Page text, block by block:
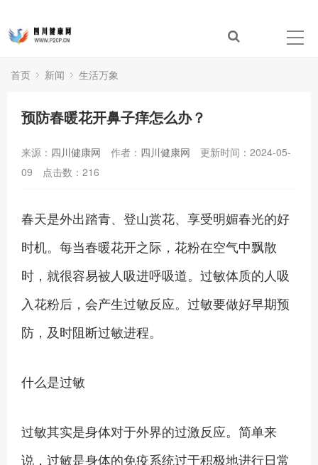
首页 新闻 生活万象
预防春暖花开鼻子痒怎么办？
来源： 四川健康网 作者： 四川健康网
更新时间：2024-05-
09
点击数： 216
春天是外出踏青、登山赏花、享受明媚春光的好
时机。每当春暖花开之际，花粉在空气中飘散
时，就很容易被人吸进呼吸道。过敏体质的人吸
入花粉后，会产生过敏反应。过敏要做好早期预
防，及时阻断过敏进程。
什么是过敏
过敏其实是身体对于外界的过激反应。简单来
说，过敏是身体的免疫系统过于积极地进行日常